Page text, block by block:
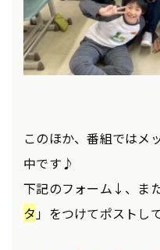
このほか、番組ではメ
中です♪
下記のフォーム↓、ま
タ」をつけてポストし